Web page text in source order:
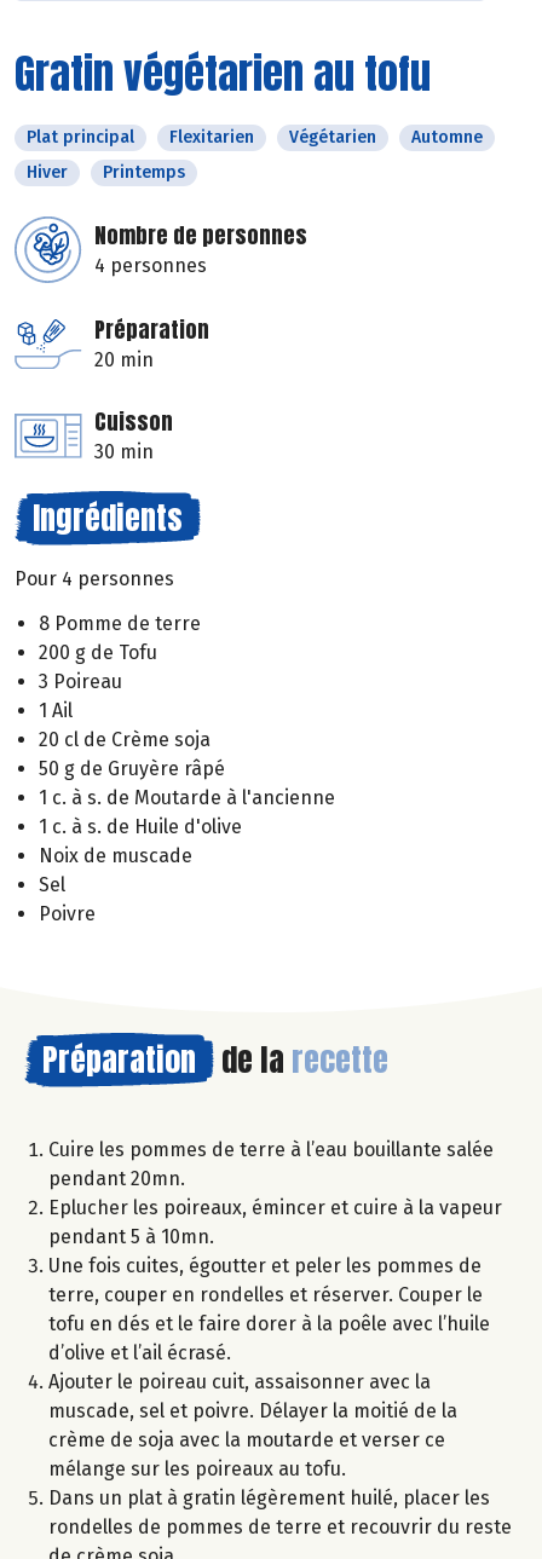
Gratin végétarien au tofu
Plat principal Flexitarien Végétarien
Automne
Hiver
Printemps
Nombre de personnes
4 personnes
Préparation
20 min
Cuisson
30 min
Ingrédients
Pour 4 personnes
8 Pomme de terre
200 g de Tofu
3 Poireau
1 Ail
20 cl de Crème soja
50 g de Gruyère râpé
1 c. à s. de Moutarde à l'ancienne
1 c. à s. de Huile d'olive
Noix de muscade
Sel
Poivre
Préparation de la recette
Cuire les pommes de terre à l’eau bouillante salée
pendant 20mn.
Eplucher les poireaux, émincer et cuire à la vapeur
pendant 5 à 10mn.
Une fois cuites, égoutter et peler les pommes de
terre, couper en rondelles et réserver. Couper le
tofu en dés et le faire dorer à la poêle avec l’huile
d’olive et l’ail écrasé.
Ajouter le poireau cuit, assaisonner avec la
muscade, sel et poivre. Délayer la moitié de la
crème de soja avec la moutarde et verser ce
mélange sur les poireaux au tofu.
Dans un plat à gratin légèrement huilé, placer les
rondelles de pommes de terre et recouvrir du reste